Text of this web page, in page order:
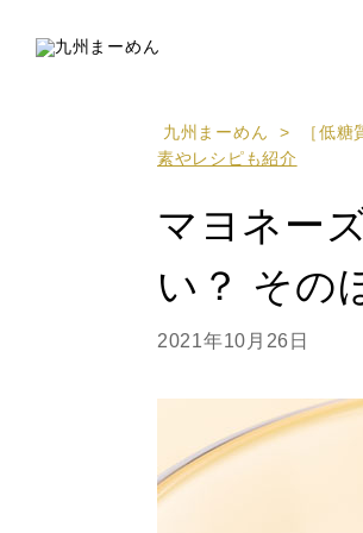
九州まーめん > ［低糖
素やレシピも紹介
マヨネー
い？ その
2021年10月26日